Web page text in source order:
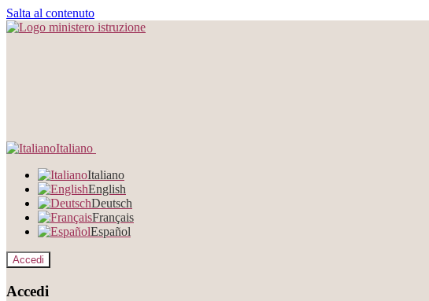
Salta al contenuto
Italiano
Italiano
English
Deutsch
Français
Español
Accedi
Accedi